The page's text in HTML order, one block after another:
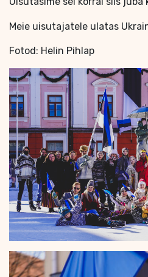
Meie uisutajatele ulatas
Fotod: Helin Pihlap